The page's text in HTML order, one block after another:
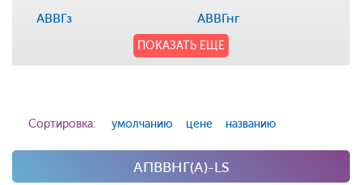
АВВГз
АВВГнг
ПОКАЗАТЬ ЕЩЕ
Сортировка: умолчанию цене названию
АПВВНГ(A)-LS